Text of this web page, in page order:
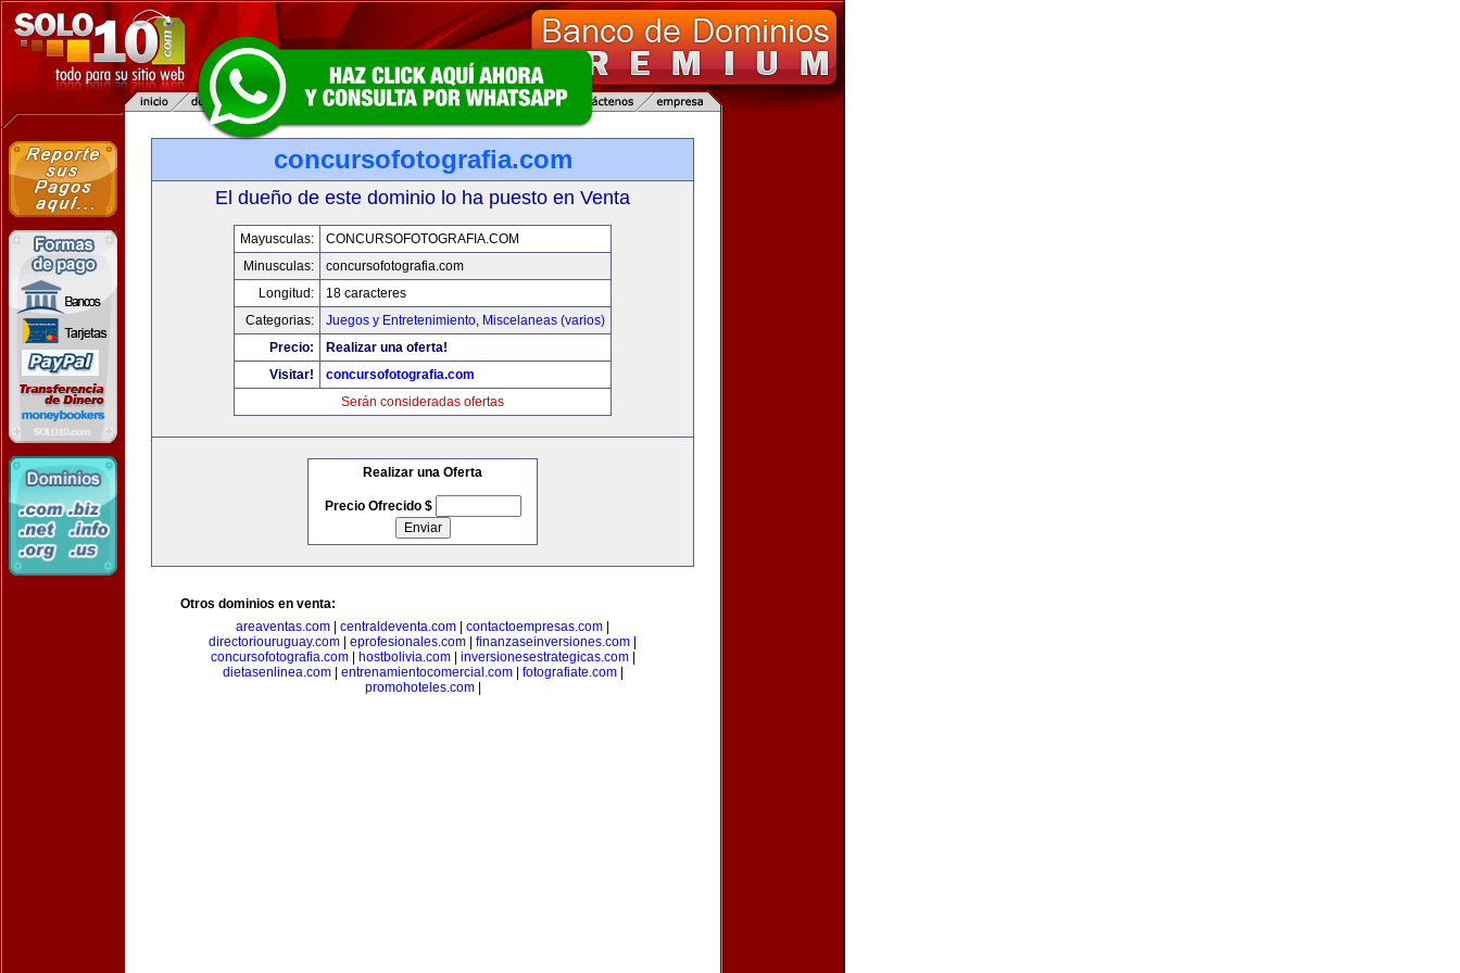
concursofotografia.com
El dueño de este dominio lo ha puesto en Venta
Mayusculas:
CONCURSOFOTOGRAFIA.COM
Minusculas:
concursofotografia.com
Longitud:
18 caracteres
Categorias:
Juegos y Entretenimiento, Miscelaneas (varios)
Precio:
Realizar una oferta!
Visitar!
concursofotografia.com
Serán consideradas ofertas
Realizar una Oferta
Precio Ofrecido $
Otros dominios en venta:
areaventas.com
centraldeventa.com contactoempresas.com
directoriouruguay.com
eprofesionales.com finanzaseinversiones.com
concursofotografia.com| hostbolivia.com| inversionesestrategicas.com|
dietasenlinea.com| entrenamientocomercial.com| fotografiate.com|
promohoteles.com|